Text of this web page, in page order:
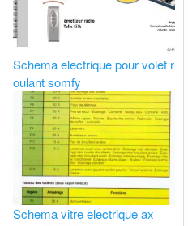
Schema electrique pour volet r
oulant somfy
Schema vitre electrique ax